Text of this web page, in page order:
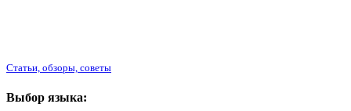
Статьи, обзоры, советы
Выбор языка: